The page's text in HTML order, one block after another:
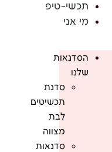
תכשי-טיפ
מי אני
הסדנאות
שלנו
סדנת
תכשיטים
לבת
מצווה
סדנאות